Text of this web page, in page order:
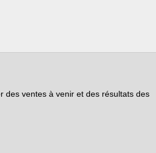
des ventes à venir et des résultats des